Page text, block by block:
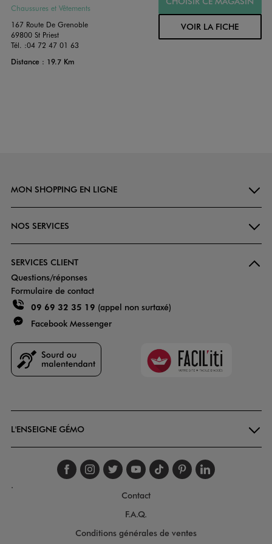
Chaussures et Vêtements
167 Route De Grenoble
69800 St Priest
Tél. :04 72 47 01 63
Distance : 19.7 Km
VOIR LA FICHE
MON SHOPPING EN LIGNE
NOS SERVICES
SERVICES CLIENT
Questions/réponses
Formulaire de contact
09 69 32 35 19 (appel non surtaxé)
Facebook Messenger
Faciliti
L'ENSEIGNE GÉMO
Suivez-nous sur
Suivez-nous sur
Suivez-nous sur
Suivez-nous
Suivez-nous
Suivez-
.
Contact
F.A.Q.
Conditions générales de ventes